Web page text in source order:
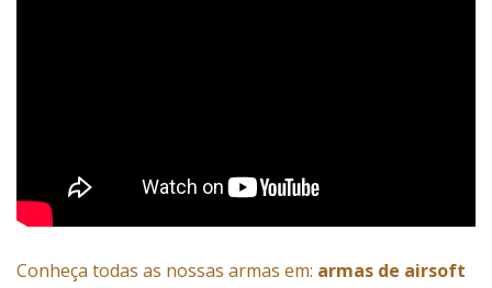
Conheça todas as nossas armas em: armas de airsoft